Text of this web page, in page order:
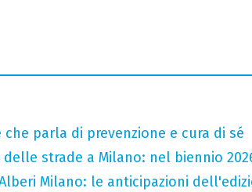
parla di prevenzione e cura di sé
strade a Milano: nel biennio
Milano: le anticipazioni